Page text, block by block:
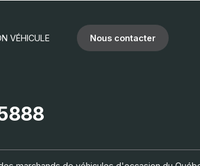
VÉHICULE Nous contacter